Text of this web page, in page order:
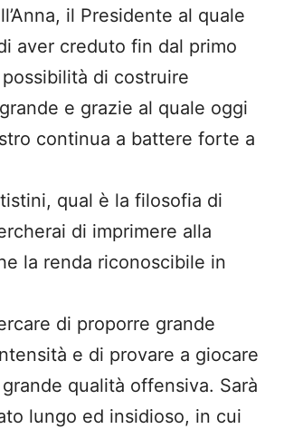
il Presidente al quale
aver creduto fin dal primo
di costruire
e grazie al quale oggi
continua a battere forte a
qual è la filosofia di
di imprimere alla
la renda riconoscibile in
di proporre grande
e di provare a giocare
qualità offensiva. Sarà
lungo ed insidioso, in cui